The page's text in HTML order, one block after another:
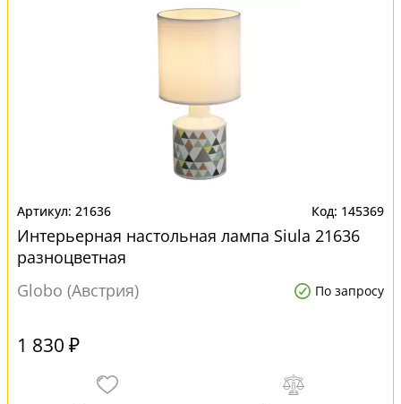
21636 145369
Интерьерная настольная лампа Siula 21636
разноцветная
Globo (Австрия)
По запросу
1 830 ₽